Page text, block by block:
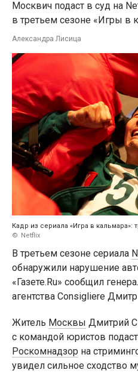
Москвич подаст в суд на
в третьем сезоне «Игры в
Александра Лисица
Кадр из сериала «Игра в кальмара»:
Netflix
В третьем сезоне сериала
обнаружили нарушение
«Газете.Ru» сообщил
агентства Consigliere
Житель Москвы Дмитрий
с командой юристов
Роскомнадзор на
увидел сильное сходство